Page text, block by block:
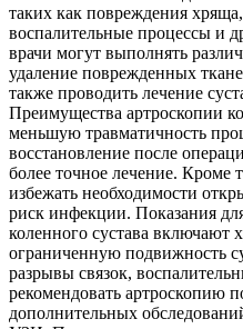
таких как повреждения
воспалительные процессы и
врачи могут выполнять
удаление поврежденных
также проводить лечение
Преимущества артроскопии
меньшую травматичность
восстановление после
более точное лечение. Кроме
избежать необходимости
риск инфекции. Показания
коленного сустава включают
ограниченную подвижность
разрывы связок,
рекомендовать артроскопию
дополнительных